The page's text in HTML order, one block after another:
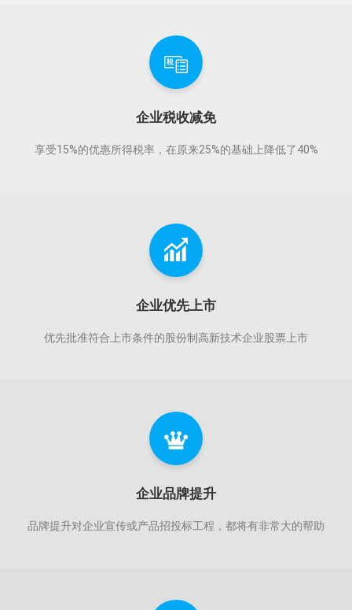
企业税收减免
享受15%的优惠所得税率，在原来25%的基础上降低了40%
企业优先上市
优先批准符合上市条件的股份制高新技术企业股票上市
企业品牌提升
品牌提升对企业宣传或产品招投标工程，都将有非常大的帮助